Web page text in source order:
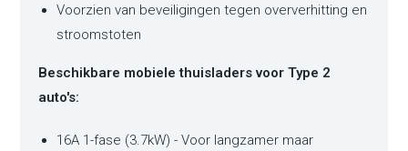
Voorzien van beveiligingen tegen oververhitting en
stroomstoten
Beschikbare mobiele thuisladers voor Type 2
auto's:
16A 1-fase (3.7kW) - Voor langzamer maar